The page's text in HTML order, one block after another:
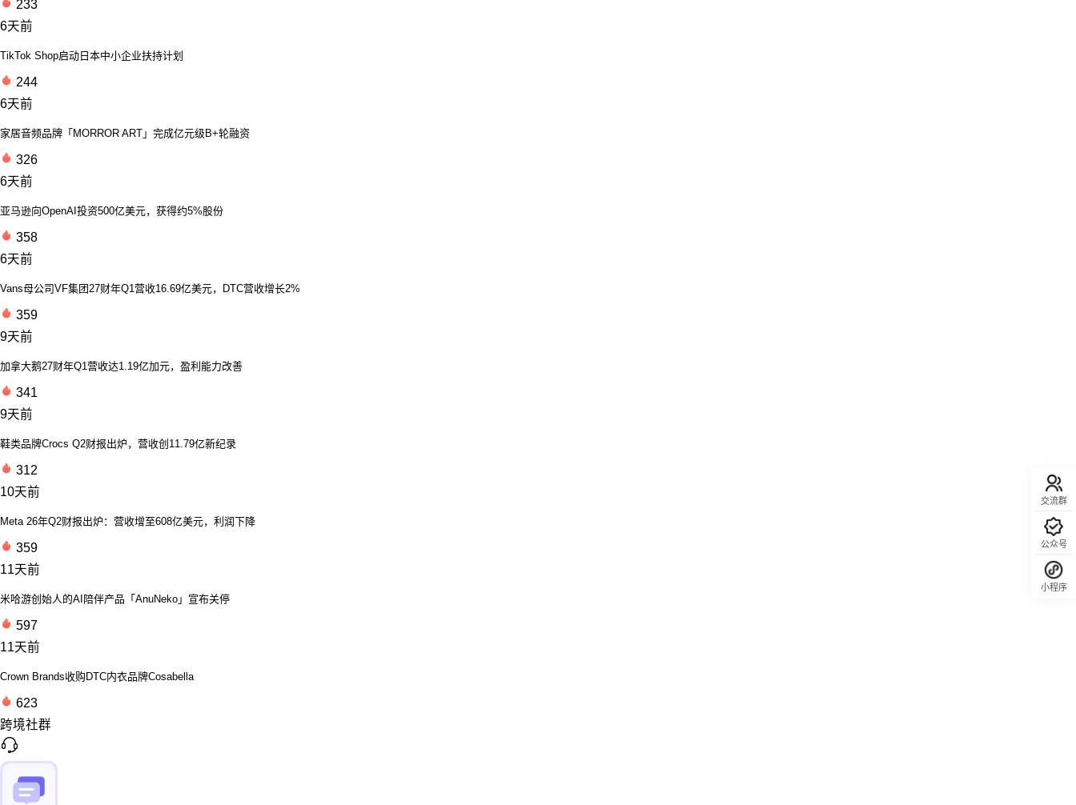
233
6天前
TikTok Shop启动日本中小企业扶持计划
244
6天前
家居音频品牌「MORROR ART」完成亿元级B+轮融资
326
6天前
亚马逊向OpenAI投资500亿美元，获得约5%股份
358
6天前
Vans母公司VF集团27财年Q1营收16.69亿美元，DTC营收增长2%
359
9天前
加拿大鹅27财年Q1营收达1.19亿加元，盈利能力改善
341
9天前
鞋类品牌Crocs Q2财报出炉，营收创11.79亿新纪录
312
10天前
Meta 26年Q2财报出炉：营收增至608亿美元，利润下降
359
11天前
米哈游创始人的AI陪伴产品「AnuNeko」宣布关停
597
11天前
Crown Brands收购DTC内衣品牌Cosabella
623
跨境社群
交流群
公众号
小程序